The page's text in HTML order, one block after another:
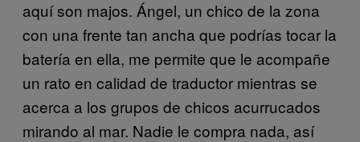
aquí son majos. Ángel, un chico de la zona
con una frente tan ancha que podrías tocar la
batería en ella, me permite que le acompañe
un rato en calidad de traductor mientras se
acerca a los grupos de chicos acurrucados
mirando al mar. Nadie le compra nada, así